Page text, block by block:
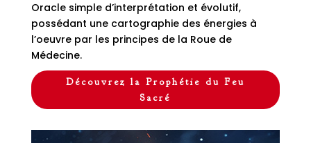
Oracle simple d’interprétation et évolutif,
possédant une cartographie des énergies à
l’oeuvre par les principes de la Roue de
Médecine.
Découvrez la Prophétie du Feu
Sacré